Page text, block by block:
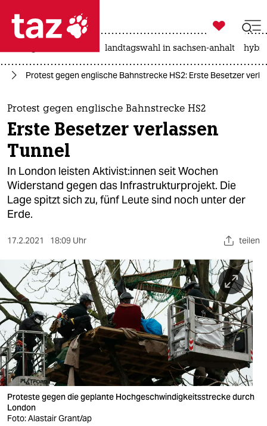
 taz zahl ich
taz zahl ich
themen
politik
öko
gesellschaft
kultur
sport
berlin
nord
wahrheit
verlag
verlag
veranstaltungen
shop

taz zahl ich
landtagswahl in sachsen-anhalt
Protest gegen englische Bahnstrecke HS2: Erste Be­set­ze­r
Protest gegen englische Bahnstrecke HS2
Erste Be­set­ze­r verlassen
Tunnel
In London leisten Ak­ti­vis­t:in­nen seit Wochen
Widerstand gegen das Infrastrukturprojekt. Die
Lage spitzt sich zu, fünf Leute sind noch unter der
Erde.
17.2.2021 18:09 Uhr teilen
Proteste gegen die geplante Hochgeschwindigkeitsstrecke durch
London
Foto: Alastair Grant/ap